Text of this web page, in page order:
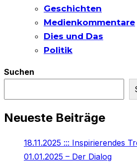
Geschichten
Medienkommentare
Dies und Das
Politik
Suchen
Neueste Beiträge
18.11.2025 ::: Inspirierendes
01.01.2025 – Der Dialog